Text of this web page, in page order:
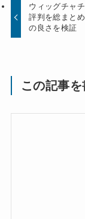
ウィッグチャ
評判を総まと
の良さを検証
この記事を